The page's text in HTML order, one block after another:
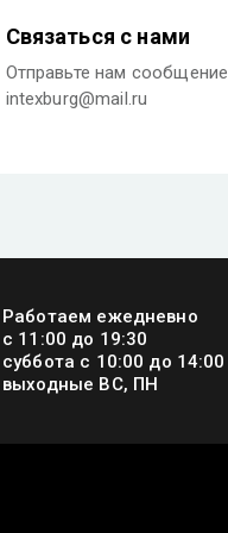
Связаться с нами
Отправьте нам сообщение
intexburg@mail.ru
Работаем ежедневно
с 11:00 до 19:30
суббота с 10:00 до 14:00
выходные ВС, ПН